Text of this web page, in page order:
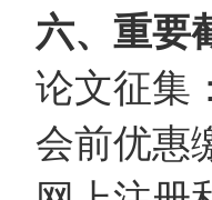
六、重要
论文征集
会前优惠